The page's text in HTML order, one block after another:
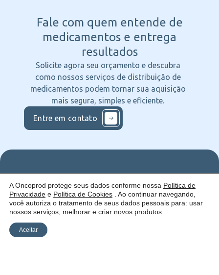
Fale com quem entende de
medicamentos e entrega
resultados
Solicite agora seu orçamento e descubra
como nossos serviços de distribuição de
medicamentos podem tornar sua aquisição
mais segura, simples e eficiente.
Entre em contato
Uma empresa:
Quem
somos
Como
atuamos
ofercemos
Serviços
Catálogo
Siga
nas
Redes
A Oncoprod protege seus dados conforme nossa Política de
Privacidade e Política de Cookies . Ao continuar navegando,
você autoriza o tratamento de seus dados pessoais para: usar
nossos serviços, melhorar e criar novos produtos.
Aceitar